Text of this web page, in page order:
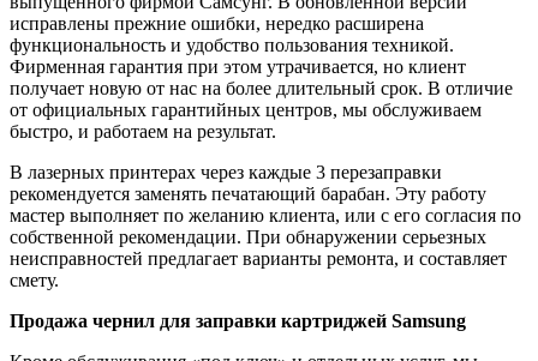
исправлены прежние ошибки, нередко расширена
функциональность и удобство пользования техникой.
Фирменная гарантия при этом утрачивается, но клиент
получает новую от нас на более длительный срок. В отличие
от официальных гарантийных центров, мы обслуживаем
быстро, и работаем на результат.
В лазерных принтерах через каждые 3 перезаправки
рекомендуется заменять печатающий барабан. Эту работу
мастер выполняет по желанию клиента, или с его согласия по
собственной рекомендации. При обнаружении серьезных
неисправностей предлагает варианты ремонта, и составляет
смету.
Продажа чернил для заправки картриджей Samsung